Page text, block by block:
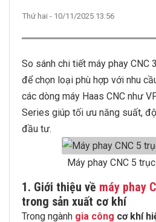
Thứ hai - 10/11/2025 13:56
So sánh chi tiết máy phay CNC
để chọn loại phù hợp với nhu
các dòng máy Haas CNC như
Series giúp tối ưu năng suất,
đầu tư.
Máy phay CNC 5
1. Giới thiệu về máy phay
trong sản xuất cơ khí
Trong ngành gia công cơ khí